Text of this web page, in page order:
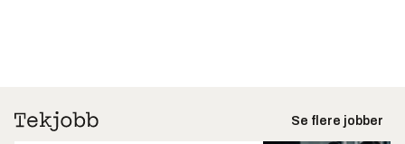
Se flere jobber